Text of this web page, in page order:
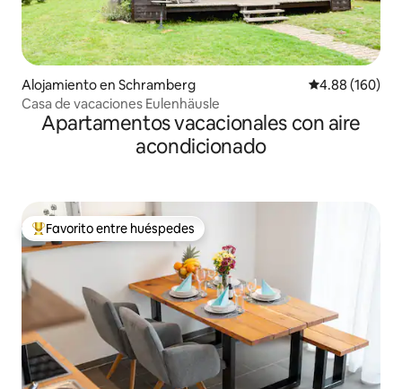
Alojamiento en Schramberg Calificación
4.88 (160)
Casa de vacaciones Eulenhäusle
Apartamentos vacacionales con aire
acondicionado
Favorito entre huéspedes preferido
Favorito entre huéspedes